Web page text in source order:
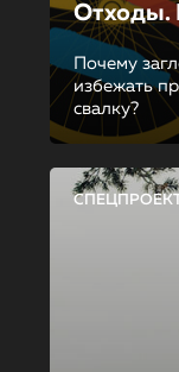
Отходы.
Почему
избежать
свалку?